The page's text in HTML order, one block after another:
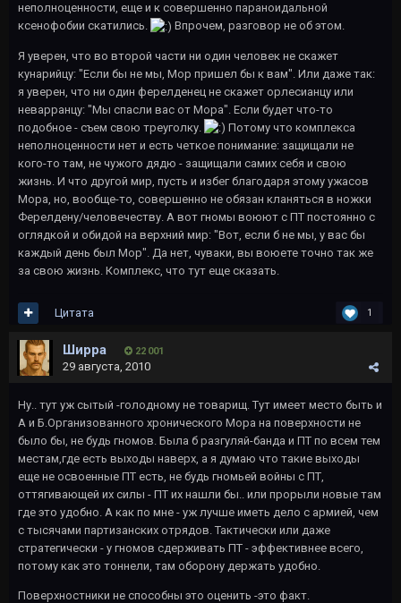
неполноценности, еще и к совершенно параноидальной
ксенофобии скатились.
Впрочем, разговор не об этом.
Я уверен, что во второй части ни один человек не скажет
кунарийцу: "Если бы не мы, Мор пришел бы к вам". Или даже так:
я уверен, что ни один ферелденец не скажет орлесианцу или
неварранцу: "Мы спасли вас от Мора". Если будет что-то
подобное - съем свою треуголку.
Потому что комплекса
неполноценности нет и есть четкое понимание: защищали не
кого-то там, не чужого дядю - защищали самих себя и свою
жизнь. И что другой мир, пусть и избег благодаря этому ужасов
Мора, но, вообще-то, совершенно не обязан кланяться в ножки
Ферелдену/человечеству. А вот гномы воюют с ПТ постоянно с
оглядкой и обидой на верхний мир: "Вот, если б не мы, у вас бы
каждый день был Мор". Да нет, чуваки, вы воюете точно так же
за свою жизнь. Комплекс, что тут еще сказать.
1
Цитата
Ширра 22 001
29 августа, 2010
Ну.. тут уж сытый -голодному не товарищ. Тут имеет место быть и
А и Б.Организованного хронического Мора на поверхности не
было бы, не будь гномов. Была б разгуляй-банда и ПТ по всем тем
местам,где есть выходы наверх, а я думаю что такие выходы
еще не освоенные ПТ есть, не будь гномьей войны с ПТ,
оттягивающей их силы - ПТ их нашли бы.. или прорыли новые там
где это удобно. А как по мне - уж лучше иметь дело с армией, чем
с тысячами партизанских отрядов. Тактически или даже
стратегически - у гномов сдерживать ПТ - эффективнее всего,
потому как это тоннели, там оборону держать удобно.
Поверхностники не способны это оценить -это факт.